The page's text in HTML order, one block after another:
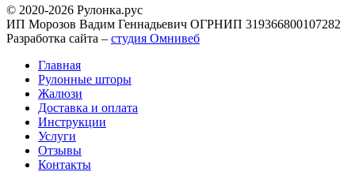
© 2020-2026 Рулонка.рус
ИП Морозов Вадим Геннадьевич ОГРНИП 319366800107282
Разработка сайта – студия Омнивеб
Главная
Рулонные шторы
Жалюзи
Доставка и оплата
Инструкции
Услуги
Отзывы
Контакты